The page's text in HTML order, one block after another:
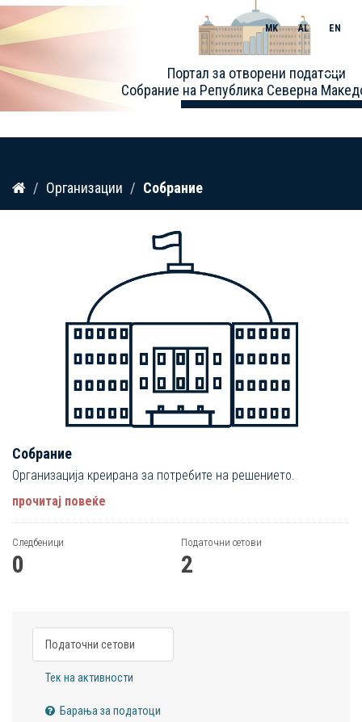
Прескокнете
содржина
Портал за отворени податоци
Собрание на Република Северна
MK AL EN
Toggle
Организации Собрание
Собрание
Организација креирана за потребите на решението.
прочитај повеќе
Следбеници
0
Податочни сетови
2
Податочни сетови
Тек на активности
Барања за податоци